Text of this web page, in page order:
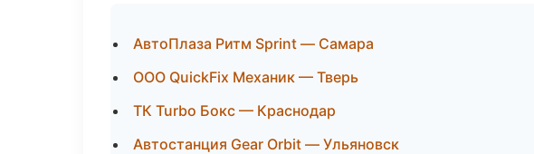
АвтоПлаза Ритм Sprint — Самара
ООО QuickFix Механик — Тверь
ТК Turbo Бокс — Краснодар
Автостанция Gear Orbit — Ульяновск